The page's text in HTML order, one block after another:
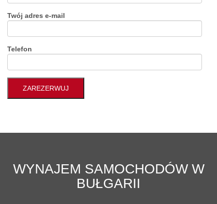
Twój adres e-mail
Telefon
WYNAJEM SAMOCHODÓW W
BUŁGARII